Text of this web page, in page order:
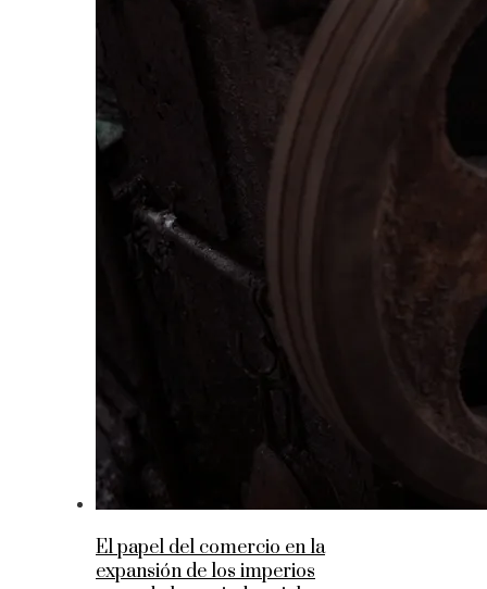
El papel del comercio en la
expansión de los imperios